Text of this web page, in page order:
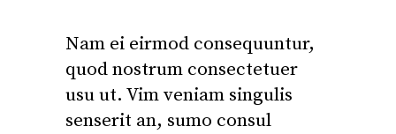
Nam ei eirmod consequuntur,
quod nostrum consectetuer
usu ut. Vim veniam singulis
senserit an, sumo consul